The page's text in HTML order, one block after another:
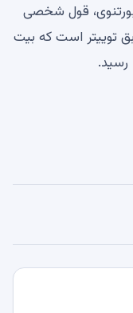
قول شخصی
توییتر است که بیت
رسید.